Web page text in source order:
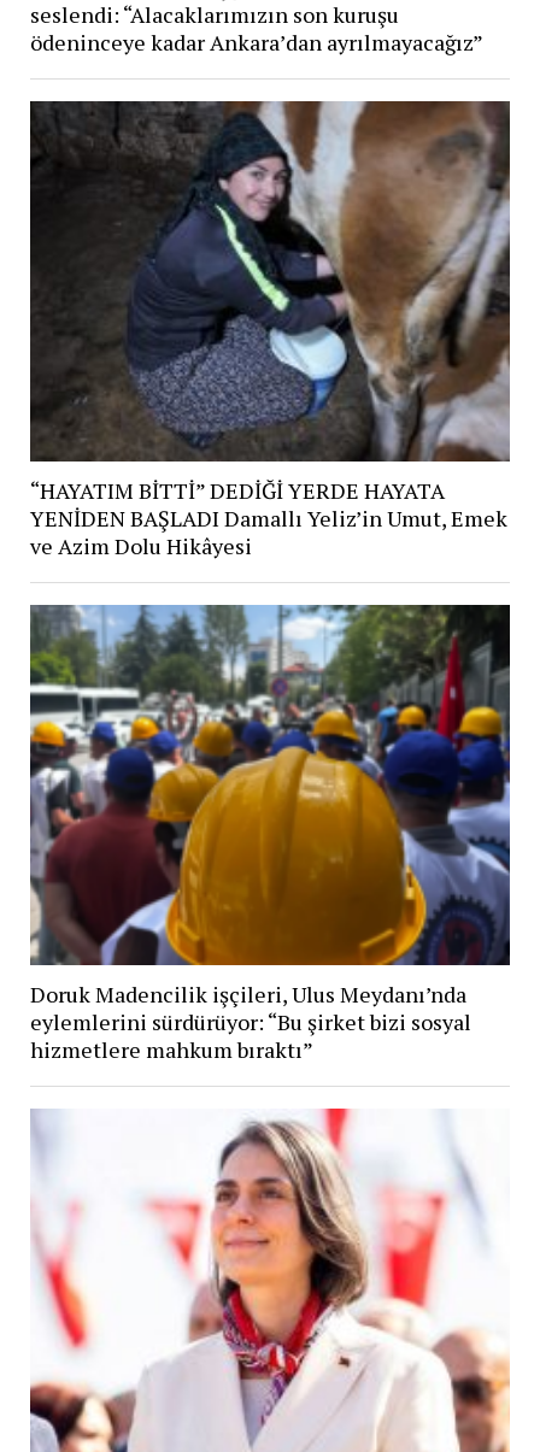
seslendi: “Alacaklarımızın son kuruşu
ödeninceye kadar Ankara’dan ayrılmayacağız”
“HAYATIM BİTTİ” DEDİĞİ YERDE HAYATA
YENİDEN BAŞLADI Damallı Yeliz’in Umut, Emek
ve Azim Dolu Hikâyesi
Doruk Madencilik işçileri, Ulus Meydanı’nda
eylemlerini sürdürüyor: “Bu şirket bizi sosyal
hizmetlere mahkum bıraktı”